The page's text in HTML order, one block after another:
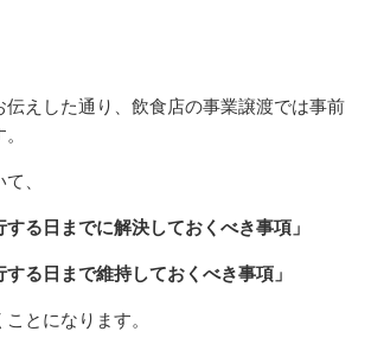
伝えした通り、飲食店の事業譲渡では事前
、
する日までに解決しておくべき事項」
する日まで維持しておくべき事項」
とになります。